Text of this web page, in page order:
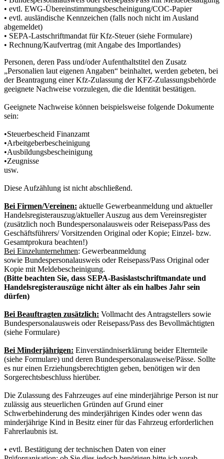
• evtl. EWG-Übereinstimmungsbescheinigung/COC-Papier
• evtl. ausländische Kennzeichen (falls noch nicht im Ausland
abgemeldet)
• SEPA-Lastschriftmandat für Kfz-Steuer (siehe Formulare)
• Rechnung/Kaufvertrag (mit Angabe des Importlandes)
Personen, deren Pass und/oder Aufenthaltstitel den Zusatz
„Personalien laut eigenen Angaben“ beinhaltet, werden gebeten, bei
der Beantragung einer Kfz-Zulassung der KFZ-Zulassungsbehörde
geeignete Nachweise vorzulegen, die die Identität bestätigen.
Geeignete Nachweise können beispielsweise folgende Dokumente
sein:
•Steuerbescheid Finanzamt
•Arbeitgeberbescheinigung
•Ausbildungsbescheinigung
•Zeugnisse
usw.
Diese Aufzählung ist nicht abschließend.
Bei Firmen/Vereinen: aktuelle Gewerbeanmeldung und aktueller
Handelsregisterauszug/aktueller Auszug aus dem Vereinsregister
(zusätzlich noch Bundespersonalausweis oder Reisepass/Pass des
Geschäftsführers/ Vorsitzenden Original oder Kopie; Einzel- bzw.
Gesamtprokura beachten!)
Bei Einzelunternehmen: Gewerbeanmeldung
sowie Bundespersonalausweis oder Reisepass/Pass Original oder
Kopie mit Meldebescheinigung.
(Bitte beachten Sie, dass SEPA-Basislastschriftmandate und
Handelsregisterauszüge nicht älter als ein halbes Jahr sein
dürfen)
Bei Beauftragten zusätzlich: Vollmacht des Antragstellers sowie
Bundespersonalausweis oder Reisepass/Pass des Bevollmächtigten
(siehe Formulare)
Bei Minderjährigen: Einverständniserklärung beider Elternteile
(siehe Formulare) und deren Bundespersonalausweise/Pässe. Sollte
es nur einen Erziehungsberechtigten geben, benötigen wir den
Sorgerechtsbeschluss hierüber.
Die Zulassung des Fahrzeuges auf eine minderjährige Person ist nur
zulässig aus steuerlichen Gründen auf Grund einer
Schwerbehinderung des minderjährigen Kindes oder wenn das
minderjährige Kind in Besitz einer für das Fahrzeug erforderlichen
Fahrerlaubnis ist.
• evtl. Bestätigung der technischen Daten von einer